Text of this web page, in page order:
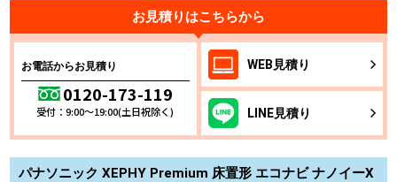
お見積りはこちらから
お電話からお見積り
0120-173-119
受付：9:00～19:00(土日祝除く)
WEB 見積り
LINE見積り
パナソニック XEPHY Premium 床置形 エコナビ ナノイーX